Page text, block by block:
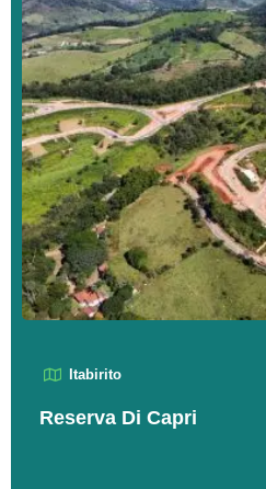
Itabirito
Reserva Di Capri